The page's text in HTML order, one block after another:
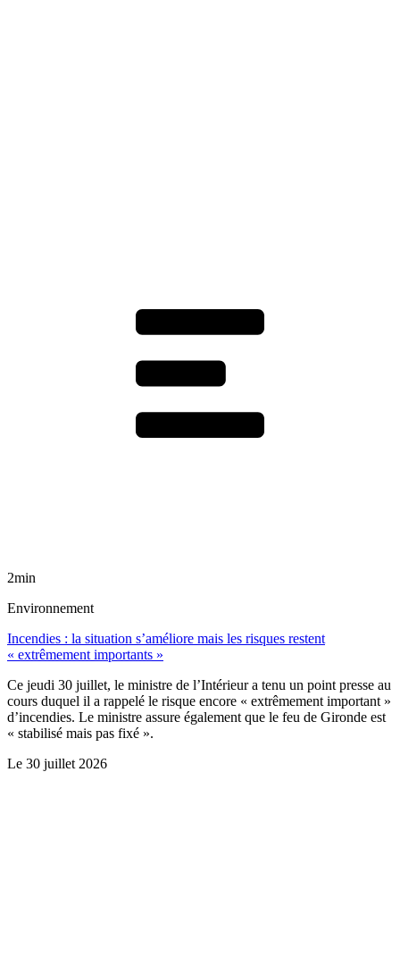
2min
Environnement
Incendies : la situation s’améliore mais les risques restent
« extrêmement importants »
Ce jeudi 30 juillet, le ministre de l’Intérieur a tenu un point presse au
cours duquel il a rappelé le risque encore « extrêmement important »
d’incendies. Le ministre assure également que le feu de Gironde est
« stabilisé mais pas fixé ».
Le 30 juillet 2026